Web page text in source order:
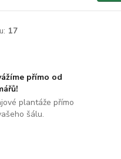
17
přímo od
plantáže přímo
šálu.